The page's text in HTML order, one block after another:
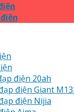
điện 20ah
điện Giant
điện Nijia